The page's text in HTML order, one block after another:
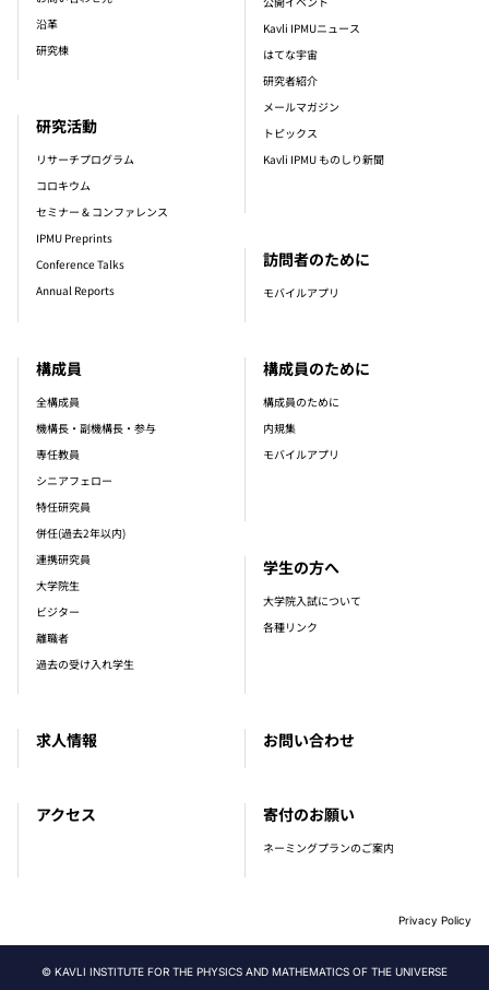
沿革
研究棟
構成員
全構成員
機構長・副機構長・参与
専任教員
シニアフェロー
特任研究員
併任(過去2年以内)
連携研究員
大学院生
ビジター
離職者
過去の受け入れ学生
研究活動
リサーチプログラム
コロキウム
セミナー & コンファレンス
IPMU Preprints
Conference Talks
Annual Reports
Kavli IPMUニュース
はてな宇宙
研究者紹介
メールマガジン
トピックス
Kavli IPMU ものしり新聞
求人情報
訪問者のために
モバイルアプリ
構成員のために
構成員のために
内規集
モバイルアプリ
学生の方へ
大学院入試について
各種リンク
アクセス
お問い合わせ
寄付のお願い
ネーミングプランのご案内
Privacy Policy
© KAVLI INSTITUTE FOR THE PHYSICS AND MATHEMATICS OF THE UNIVERSE